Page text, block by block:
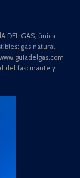
DEL GAS, única
gas natural,
del fascinante y